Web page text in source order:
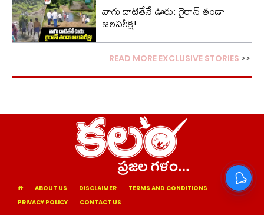
వాగు దాటితేనే ఊరు: గైరాన్ తండా
జలపరీక్ష!
READ MORE EXCLUSIVE STORIES >>
ABOUT US DISCLAIMER
TERMS AND CONDITIONS
PRIVACY POLICY
CONTACT US